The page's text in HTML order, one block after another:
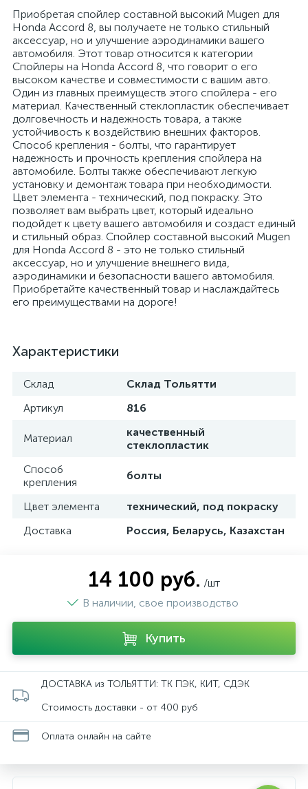
Приобретая спойлер составной высокий Mugen для
Honda Accord 8, вы получаете не только стильный
аксессуар, но и улучшение аэродинамики вашего
автомобиля. Этот товар относится к категории
Спойлеры на Honda Accord 8, что говорит о его
высоком качестве и совместимости с вашим авто.
Один из главных преимуществ этого спойлера - его
материал. Качественный стеклопластик обеспечивает
долговечность и надежность товара, а также
устойчивость к воздействию внешних факторов.
Способ крепления - болты, что гарантирует
надежность и прочность крепления спойлера на
автомобиле. Болты также обеспечивают легкую
установку и демонтаж товара при необходимости.
Цвет элемента - технический, под покраску. Это
позволяет вам выбрать цвет, который идеально
подойдет к цвету вашего автомобиля и создаст единый
и стильный образ. Спойлер составной высокий Mugen
для Honda Accord 8 - это не только стильный
аксессуар, но и улучшение внешнего вида,
аэродинамики и безопасности вашего автомобиля.
Приобретайте качественный товар и наслаждайтесь
его преимуществами на дороге!
Характеристики
Склад
Склад Тольятти
Артикул
816
Материал
качественный
стеклопластик
Способ
крепления
болты
Цвет элемента
технический, под покраску
Доставка
Россия, Беларусь, Казахстан
14 100 руб. /шт
В наличии, свое производство
Купить
ДОСТАВКА из ТОЛЬЯТТИ: ТК ПЭК, КИТ, СДЭК
Стоимость доставки - от 400 руб
Оплата онлайн на сайте